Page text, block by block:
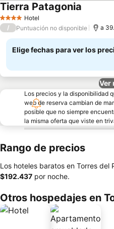
4 EstrellasHotel
Tierra Patagonia
/ Puntuación no disponible a
Elige fechas para ver los
Ver
Los precios y la disponibilidad
web de reserva cambian de
posible que no siempre
la misma oferta que viste en
Rango de precios
Los hoteles baratos en Torres del
‎$192.437 por noche.
Otros hospedajes en